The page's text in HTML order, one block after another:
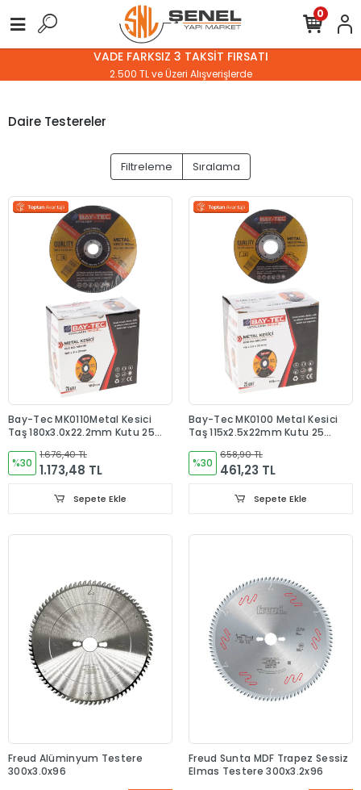
VADE FARKSIZ 3 TAKSİT FIRSATI
2.500 TL ve Üzeri Alışverişlerde
0
Daire Testereler
Filtreleme Sıralama
Bay-Tec MK0110Metal Kesici
Taş 180x3.0x22.2mm Kutu 25
%30
1.676,40 TL
1.173,48 TL
Sepete Ekle
Bay-Tec MK0100 Metal Kesici
Taş 115x2.5x22mm Kutu 25
%30
658,90 TL
461,23 TL
Sepete Ekle
Freud Alüminyum Testere
300x3.0x96
Freud Sunta MDF Trapez Sessiz
Elmas Testere 300x3.2x96